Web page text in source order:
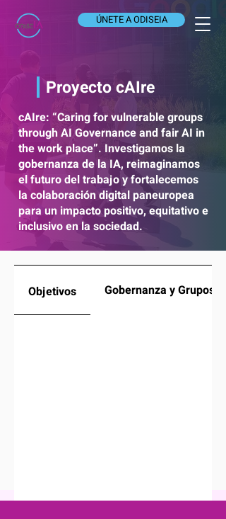
ÚNETE A ODISEIA
Proyecto cAIre
cAIre: “Caring for vulnerable groups
through AI Governance and fair AI in
the work place”. Investigamos la
gobernanza de la IA, reimaginamos
el futuro del trabajo y fortalecemos
la colaboración digital paneuropea
para un impacto positivo, equitativo e
inclusivo en la sociedad.
Objetivos Gobernanza y Grupos